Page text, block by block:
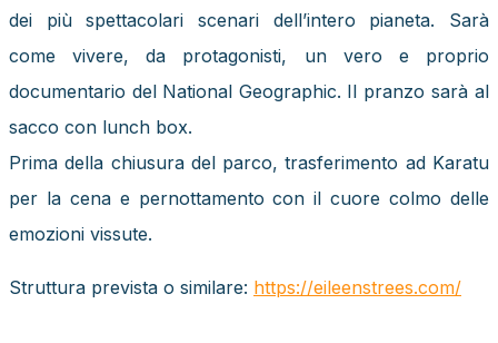
dei più spettacolari scenari dell’intero pianeta. Sarà
come vivere, da protagonisti, un vero e proprio
documentario del National Geographic. Il pranzo sarà al
sacco con lunch box.
Prima della chiusura del parco, trasferimento ad Karatu
per la cena e pernottamento con il cuore colmo delle
emozioni vissute.
Struttura prevista o similare: https://eileenstrees.com/